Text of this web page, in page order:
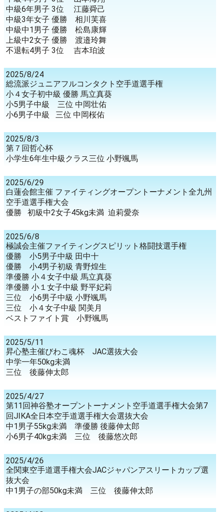
中級6年男子 3位 江藤舜己
中級3年女子 優勝 相川芙喜
中級中1男子 優勝 松島康輝
上級中2女子 優勝 渡邉玲舞
不退転4男子 3位 吉本珀波
2025/8/24
総流派ジュニアフルコンタクト空手道選手権
小４女子初中級 優勝 馬立真葵
小5男子中級 三位 中岡壮佑
小6男子中級 三位 中岡桜佑
2025/8/3
第７回哲心杯
小学生6年生中級クラス三位 小野颯馬
2025/6/29
白蓮会館主催 ファイティングオープントーナメント全九州
空手道選手権大会
優勝 初級中2女子45kg未満 迫莉愛奈
2025/6/8
極誠会主催ファイティングスピリット格闘技選手権
優勝 小5男子中級 田中十
優勝 小4男子初級 青野煌生
準優勝 小４女子中級 馬立真葵
準優勝 小１女子中級 野平妃莉
三位 小6男子中級 小野颯馬
三位 小４女子中級 関美月
ベストファイト賞 小野颯馬
2025/5/11
昇心塾主催びわこ魂杯 JAC選抜大会
中学一年50kg未満
三位 後藤伸太郎
2025/4/27
第11回神谷塾オープントーナメント空手道選手権大会第7
回JIKA全日本空手道選手権大会選抜大会
中1男子55kg未満 準優勝 後藤伸太郎
小6男子40kg未満 三位 後藤悠次郎
2025/4/26
全関東空手道選手権大会JACジャパンアスリートカップ選
抜大会
中1男子の部50kg未満 三位 後藤伸太郎